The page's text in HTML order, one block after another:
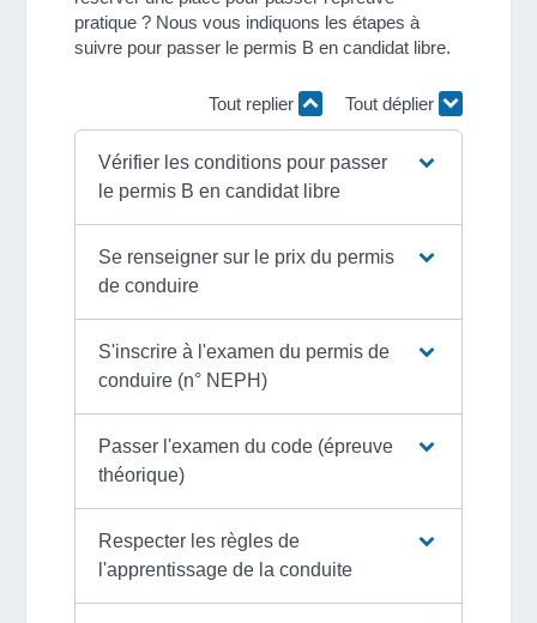
pratique ? Nous vous indiquons les étapes à
suivre pour passer le permis B en candidat libre.
Tout replier Tout déplier
Vérifier les conditions pour passer
le permis B en candidat libre
Se renseigner sur le prix du permis
de conduire
S'inscrire à l'examen du permis de
conduire (n° NEPH)
Passer l'examen du code (épreuve
théorique)
Respecter les règles de
l'apprentissage de la conduite